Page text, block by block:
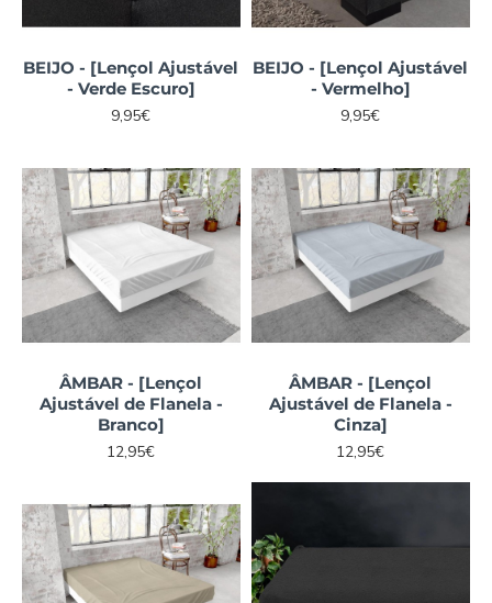
BEIJO - [Lençol Ajustável
- Verde Escuro]
9,95€
BEIJO - [Lençol Ajustável
- Vermelho]
9,95€
ÂMBAR - [Lençol
Ajustável de Flanela -
Branco]
12,95€
ÂMBAR - [Lençol
Ajustável de Flanela -
Cinza]
12,95€